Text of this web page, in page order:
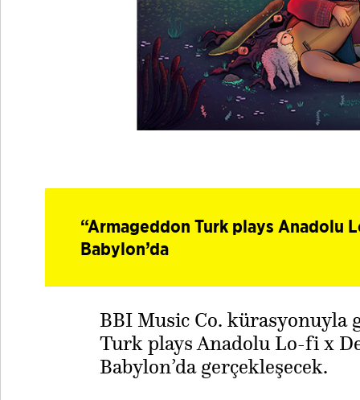
“Armageddon Turk plays Anadolu
Babylon’da
BBI Music Co. kürasyonuyla
Turk plays Anadolu Lo-fi x
Babylon’da gerçekleşecek.